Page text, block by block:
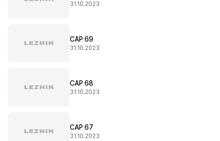
31.10.2023
CAP 69
31.10.2023
CAP 68
31.10.2023
CAP 67
31.10.2023